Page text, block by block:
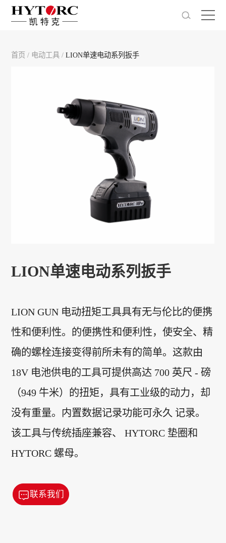
首页 / 电动工具 /LION单速电动系列扳手
LION单速电动系列扳手
LION GUN 电动扭矩工具具有无与伦比的便携
性和便利性。的便携性和便利性，使安全、精
确的螺栓连接变得前所未有的简单。这款由
18V 电池供电的工具可提供高达 700 英尺 - 磅
（949 牛米）的扭矩，具有工业级的动力，却
没有重量。内置数据记录功能可永久 记录。
该工具与传统插座兼容、 HYTORC 垫圈和
HYTORC 螺母。
联系我们